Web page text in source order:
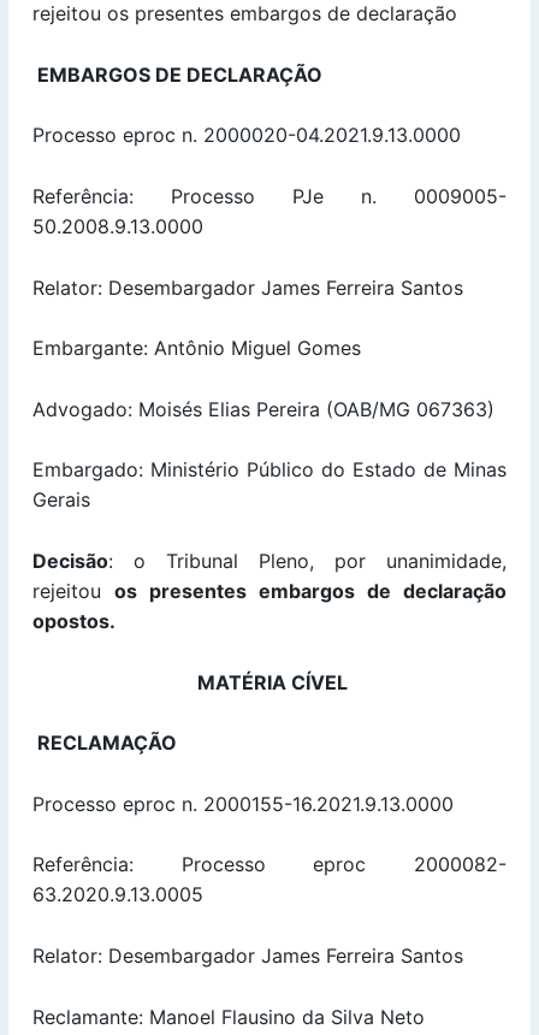
rejeitou os presentes embargos de declaração
EMBARGOS DE DECLARAÇÃO
Processo eproc n. 2000020-04.2021.9.13.0000
Referência: Processo PJe n. 0009005-
50.2008.9.13.0000
Relator: Desembargador James Ferreira Santos
Embargante: Antônio Miguel Gomes
Advogado: Moisés Elias Pereira (OAB/MG 067363)
Embargado: Ministério Público do Estado de Minas
Gerais
Decisão: o Tribunal Pleno, por unanimidade,
rejeitouos presentes embargos de declaração
opostos.
MATÉRIA CÍVEL
RECLAMAÇÃO
Processo eproc n. 2000155-16.2021.9.13.0000
Referência: Processo eproc 2000082-
63.2020.9.13.0005
Relator: Desembargador James Ferreira Santos
Reclamante: Manoel Flausino da Silva Neto